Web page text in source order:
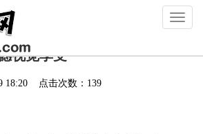
Toggle
视觉享受
18:20 点击次数：139